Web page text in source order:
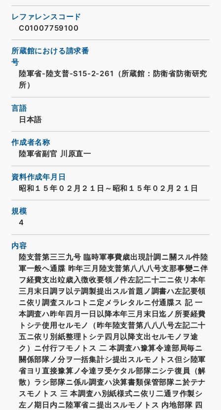
レファレンスコード
C01007759100
所蔵館における請求番
号
陸軍省-陸支普-S15-2-261（所蔵館：防衛省防衛研究
所）
言語
日本語
作成者名称
陸軍省副官 川原直一
資料作成年月日
昭和１５年０２月２１日～昭和１５年０２月２１日
規模
4
内容
陸支普第三三九号 臨時軍事費歳出現計調ニ關スル件陸
軍一般ヘ通牒 昨年三月陸支普第八八八号支那事變ニ伴
フ経費支出竝歳入徴收要領ノ件左記二十二ニ依リ本年
三月末日調ヲ以テ調製提出スル首題ノ調書ハ左記要領
ニ依リ調査スルコトニ定メラレタルニ付通牒ス 記 一
本調査ハ昨年四月一日以降本年三月末日迄ノ所要経費
トシテ使用セルモノ（昨年陸支普第八八八号左記二十
五ニ依リ別紙整理トシテ四月以降支出セルモノヲ途
ク）ニ付行フモノトス 二 本調査ハ豫算令達部局毎ニ
關係部隊ノ分ヲ一括集計シ提出スルモノトス但シ陸軍
省ヨリ直接豫算ノ令達ヲ受ケタル部隊ニシテ復員（解
散）ラシ部隊ニ係ル調査ハ決算書類保管部隊ニ於テナ
スモノトス 三 本調査ハ別紙様式ニ依リ二通ヲ作製シ
左ノ期日内ニ陸軍省ニ提出スルモノトス 内地部隊 四